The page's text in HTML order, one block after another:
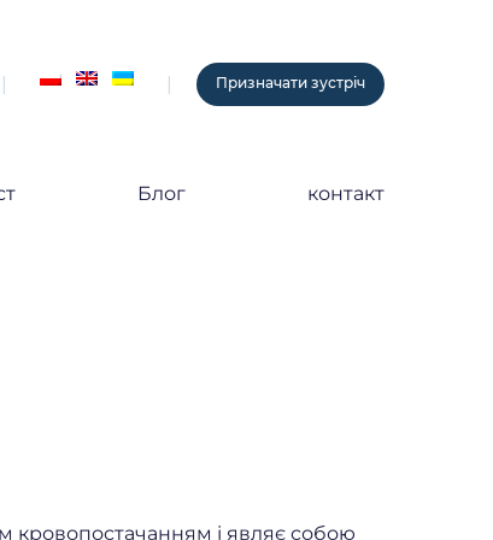
Призначати зустріч
Блог контакт
кровопостачанням і являє собою